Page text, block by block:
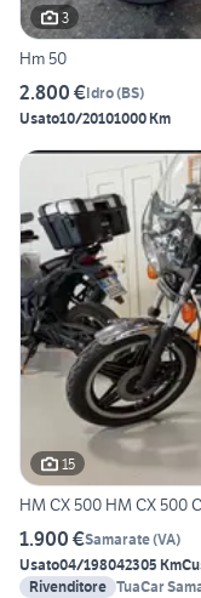
3
Hm 50
2.800 €Idro(BS)
Usato10/20101000 Km
15
HM CX 500 HM CX 500
1.900 €Samarate(VA)
Usato04/198042305 Km
Rivenditore TuaCar